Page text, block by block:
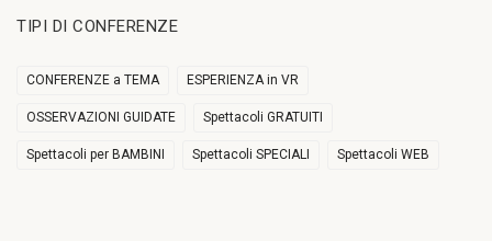
TIPI DI CONFERENZE
CONFERENZE a TEMA ESPERIENZA in VR
OSSERVAZIONI GUIDATE Spettacoli GRATUITI
Spettacoli per BAMBINI Spettacoli SPECIALI Spettacoli WEB